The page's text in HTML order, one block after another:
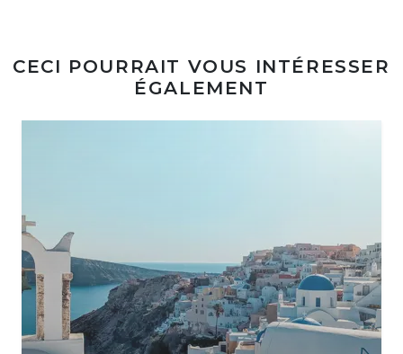
CECI POURRAIT VOUS INTÉRESSER
ÉGALEMENT